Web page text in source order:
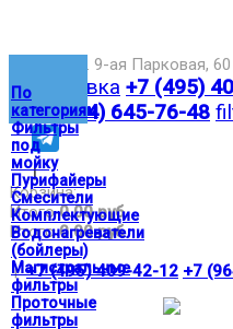
По
категориям
Фильтры
под
мойку
Пурифайеры
Смесители
Комплектующие
Водонагреватели
(бойлеры)
Магистральные
фильтры
Проточные
фильтры
Москва,ул. 9-ая Парковая, 60
Доставка +7 (495)
+7 (964) 645-76-48
|
Корзина:
Итого0.00 руб
Итого0.00 руб
| +7 (495) 409-42-12 +7